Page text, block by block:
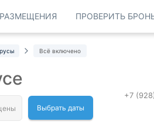
ПРОВЕРИТЬ
Всё включено
+7
Выбрать даты